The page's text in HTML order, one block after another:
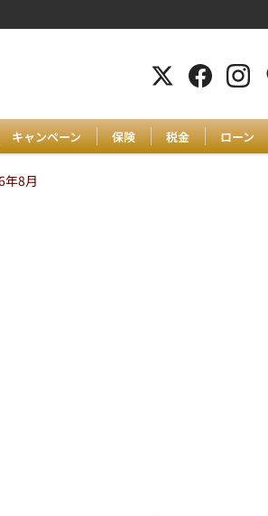
キャンペーン 保険 税金 ローン
年8月